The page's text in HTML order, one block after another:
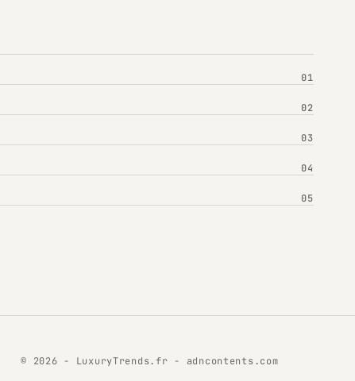
© 2026 - LuxuryTrends.fr - adncontents.com